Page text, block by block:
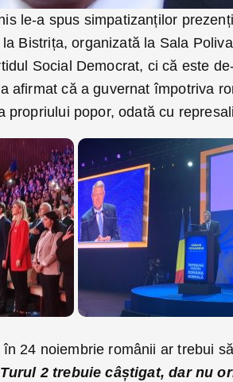
le-a spus simpatizanților
Bistrița, organizată la Sala
Social Democrat, ci că este
afirmat că a guvernat împotriva
propriului popor, odată cu
24 noiembrie românii ar trebui
Turul 2 trebuie câștigat, dar nu